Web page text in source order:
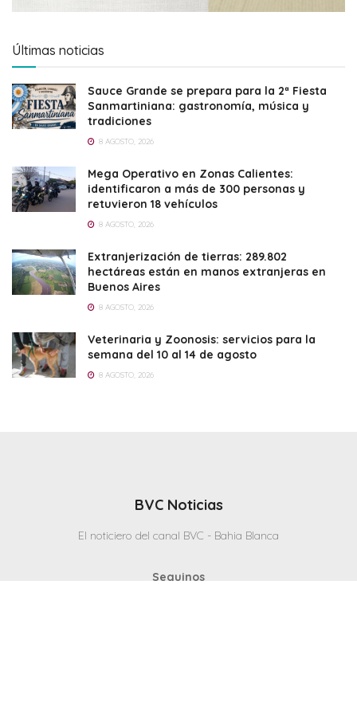
Últimas noticias
Sauce Grande se prepara para la 2ª Fiesta
Sanmartiniana: gastronomía, música y
tradiciones
8 AGOSTO, 2026
Mega Operativo en Zonas Calientes:
identificaron a más de 300 personas y
retuvieron 18 vehículos
8 AGOSTO, 2026
Extranjerización de tierras: 289.802
hectáreas están en manos extranjeras en
Buenos Aires
8 AGOSTO, 2026
Veterinaria y Zoonosis: servicios para la
semana del 10 al 14 de agosto
8 AGOSTO, 2026
BVC Noticias
El noticiero del canal BVC - Bahia Blanca
Seguinos